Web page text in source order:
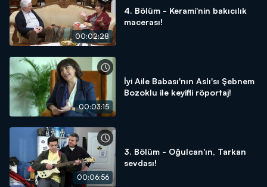
00:02:28
4. Bölüm - Kerami'nin bakıcılık
macerası!
00:03:15
İyi Aile Babası'nın Aslı'sı Şebnem
Bozoklu ile keyifli röportaj!
00:06:56
3. Bölüm - Oğulcan'ın, Tarkan
sevdası!